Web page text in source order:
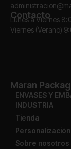
Contacto
Lunes a Viernes
Viernes (Verano)
Maran
ENVASES Y
INDUSTRIA
Tienda
Personalización
Sobre nosotros